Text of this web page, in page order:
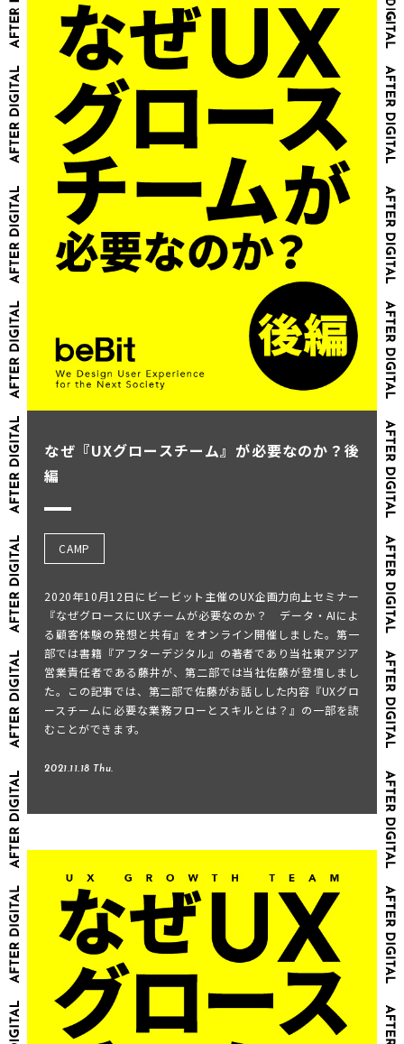
なぜ『UXグロースチーム』が必要なのか？後
編
CAMP
2020年10月12日にビービット主催のUX企画力向上セミナー
『なぜグロースにUXチームが必要なのか？ データ・AIによ
る顧客体験の発想と共有』をオンライン開催しました。第一
部では書籍『アフターデジタル』の著者であり当社東アジア
営業責任者である藤井が、第二部では当社佐藤が登壇しまし
た。この記事では、第二部で佐藤がお話しした内容『UXグロ
ースチームに必要な業務フローとスキルとは？』の一部を読
むことができます。
2021.11.18 Thu.